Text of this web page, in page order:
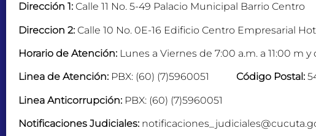
Dirección 1: Calle 11 No. 5-49 Palacio Municipal Barrio Centro
Direccion 2: Calle 10 No. 0E-16 Edificio Centro Empresarial
Horario de Atención: Lunes a Viernes de 7:00 a.m. a 11:00 m
Linea de Atención: PBX: (60) (7)5960051 Código Postal:
Linea Anticorrupción: PBX: (60) (7)5960051
Notificaciones Judiciales: